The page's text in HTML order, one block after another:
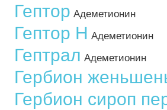
Гептор Адеметионин
Гептор Н Адеметионин
Гептрал Адеметионин
Гербион
Гербион сироп